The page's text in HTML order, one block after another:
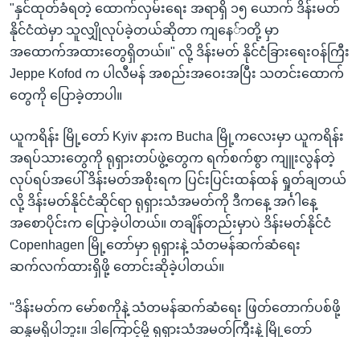
"နှင်ထုတ်ခံရတဲ့ ထောက်လှမ်းရေး အရာရှိ ၁၅ ယောက် ဒိန်းမတ်
နိုင်ငံထဲမှာ သူလျှိုလုပ်ခဲ့တယ်ဆိုတာ ကျနေ်ာတို့ မှာ
အထောက်အထားတွေရှိတယ်။" လို့ ဒိန်းမတ် နိုင်ငံခြားရေးဝန်ကြီး
Jeppe Kofod က ပါလီမန် အစည်းအဝေးအပြီး သတင်းထောက်
တွေကို ပြောခဲ့တာပါ။
ယူကရိန်း မြို့တော် Kyiv နားက Bucha မြို့ကလေးမှာ ယူကရိန်း
အရပ်သားတွေကို ရုရှားတပ်ဖွဲ့တွေက ရက်စက်စွာ ကျူးလွန်တဲ့
လုပ်ရပ်အပေါ် ဒိန်းမတ်အစိုးရက ပြင်းပြင်းထန်ထန် ရှုတ်ချတယ်
လို့ ဒိန်းမတ်နိုင်ငံဆိုင်ရာ ရုရှားသံအမတ်ကို ဒီကနေ့ အင်္ဂါနေ့
အစောပိုင်းက ပြောခဲ့ပါတယ်။ တချိန်တည်းမှာပဲ ဒိန်းမတ်နိုင်ငံ
Copenhagen မြို့တော်မှာ ရုရှားနဲ့ သံတမန်ဆက်ဆံရေး
ဆက်လက်ထားရှိဖို့ တောင်းဆိုခဲ့ပါတယ်။
"ဒိန်းမတ်က မော်စကိုနဲ့ သံတမန်ဆက်ဆံရေး ဖြတ်တောက်ပစ်ဖို့
ဆန္ဒမရှိပါဘူး။ ဒါကြောင့်မို့ ရုရှားသံအမတ်ကြီးနဲ့ မြို့တော်